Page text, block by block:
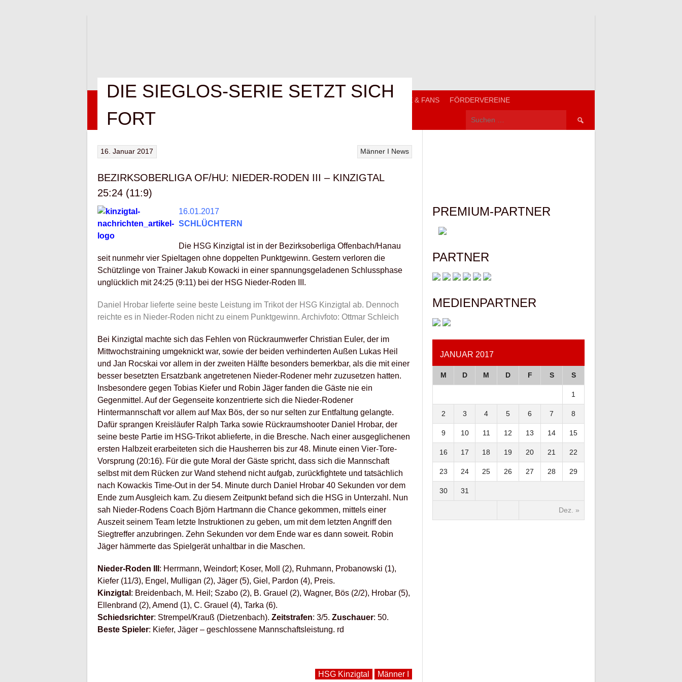
HOME NEWS VEREIN KONTAKT MANNSCHAFTEN TRAININGSZEITEN SERVICE & FANS FÖRDERVEREINE
Suchen
DIE SIEGLOS-SERIE SETZT SICH
FORT
Männer I News
16. Januar 2017
BEZIRKSOBERLIGA OF/HU: NIEDER-RODEN III – KINZIGTAL
25:24 (11:9)
16.01.2017
SCHLÜCHTERN
Die HSG Kinzigtal ist in der Bezirksoberliga Offenbach/Hanau
seit nunmehr vier Spieltagen ohne doppelten Punktgewinn. Gestern verloren die
Schützlinge von Trainer Jakub Kowacki in einer spannungsgeladenen Schlussphase
unglücklich mit 24:25 (9:11) bei der HSG Nieder-Roden III.
Daniel Hrobar lieferte seine beste Leistung im Trikot der HSG Kinzigtal ab. Dennoch
reichte es in Nieder-Roden nicht zu einem Punktgewinn. Archivfoto: Ottmar Schleich
Bei Kinzigtal machte sich das Fehlen von Rückraumwerfer Christian Euler, der im
Mittwochstraining umgeknickt war, sowie der beiden verhinderten Außen Lukas Heil
und Jan Rocskai vor allem in der zweiten Hälfte besonders bemerkbar, als die mit einer
besser besetzten Ersatzbank angetretenen Nieder-Rodener mehr zuzusetzen hatten.
Insbesondere gegen Tobias Kiefer und Robin Jäger fanden die Gäste nie ein
Gegenmittel. Auf der Gegenseite konzentrierte sich die Nieder-Rodener
Hintermannschaft vor allem auf Max Bös, der so nur selten zur Entfaltung gelangte.
Dafür sprangen Kreisläufer Ralph Tarka sowie Rückraumshooter Daniel Hrobar, der
seine beste Partie im HSG-Trikot ablieferte, in die Bresche. Nach einer ausgeglichenen
ersten Halbzeit erarbeiteten sich die Hausherren bis zur 48. Minute einen Vier-Tore-
Vorsprung (20:16). Für die gute Moral der Gäste spricht, dass sich die Mannschaft
selbst mit dem Rücken zur Wand stehend nicht aufgab, zurückfightete und tatsächlich
nach Kowackis Time-Out in der 54. Minute durch Daniel Hrobar 40 Sekunden vor dem
Ende zum Ausgleich kam. Zu diesem Zeitpunkt befand sich die HSG in Unterzahl. Nun
sah Nieder-Rodens Coach Björn Hartmann die Chance gekommen, mittels einer
Auszeit seinem Team letzte Instruktionen zu geben, um mit dem letzten Angriff den
Siegtreffer anzubringen. Zehn Sekunden vor dem Ende war es dann soweit. Robin
Jäger hämmerte das Spielgerät unhaltbar in die Maschen.
Nieder-Roden III : Herrmann, Weindorf; Koser, Moll (2), Ruhmann, Probanowski (1),
Kiefer (11/3), Engel, Mulligan (2), Jäger (5), Giel, Pardon (4), Preis.
Kinzigtal : Breidenbach, M. Heil; Szabo (2), B. Grauel (2), Wagner, Bös (2/2), Hrobar (5),
Ellenbrand (2), Amend (1), C. Grauel (4), Tarka (6).
Schiedsrichter: Strempel/Krauß (Dietzenbach). Zeitstrafen: 3/5. Zuschauer: 50.
Beste Spieler: Kiefer, Jäger – geschlossene Mannschaftsleistung. rd
HSG Kinzigtal Männer I
PREMIUM-PARTNER
PARTNER
MEDIENPARTNER
JANUAR 2017
M D M D F S S
Dez. »
1
2 3 4 5 6 7 8
9 10 11 12 13 14 15
16 17 18 19 20 21 22
23 24 25 26 27 28 29
30 31